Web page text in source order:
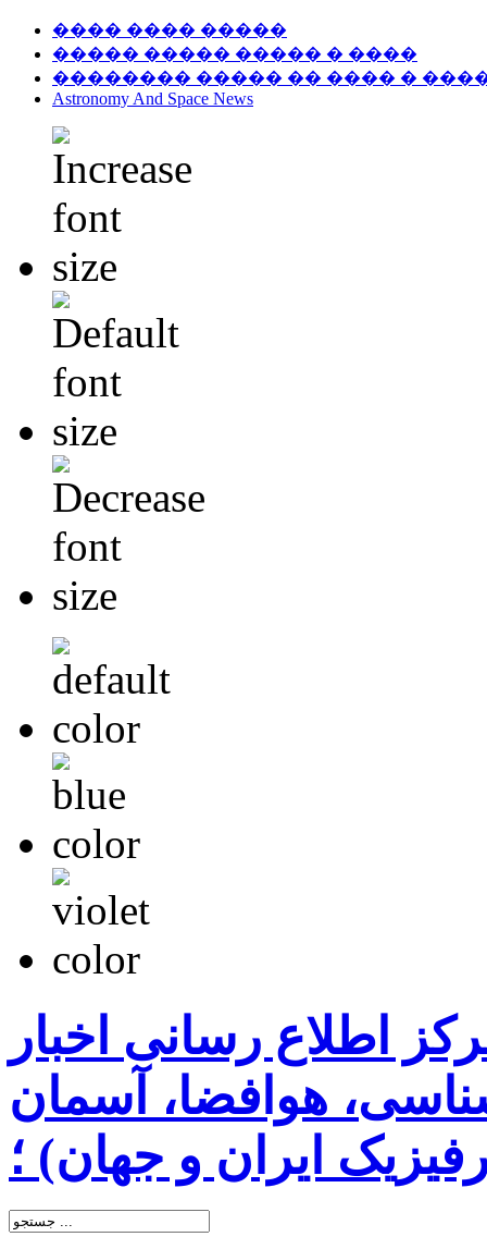
���� ���� �����
����� ����� ����� � ����
�������� ����� �� ���� �
Astronomy And Space News
اطلاع رسانی اخبار
هوافضا، آسمان
ایران و جهان) ؛